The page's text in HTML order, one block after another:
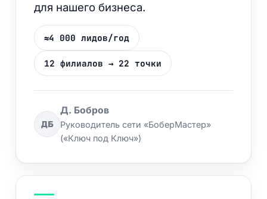
для нашего бизнеса.
≈4 000 лидов/год
12 филиалов → 22 точки
ДБ
Д. Бобров
Руководитель сети «БоберМастер»
(«Ключ под Ключ»)